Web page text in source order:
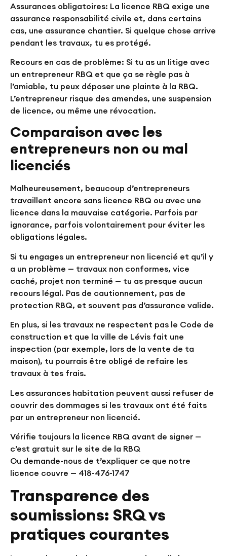
Assurances obligatoires: La licence RBQ exige une
assurance responsabilité civile et, dans certains
cas, une assurance chantier. Si quelque chose arrive
pendant les travaux, tu es protégé.
Recours en cas de problème: Si tu as un litige avec
un entrepreneur RBQ et que ça se règle pas à
l’amiable, tu peux déposer une plainte à la RBQ.
L’entrepreneur risque des amendes, une suspension
de licence, ou même une révocation.
Comparaison avec les
entrepreneurs non ou mal
licenciés
Malheureusement, beaucoup d’entrepreneurs
travaillent encore sans licence RBQ ou avec une
licence dans la mauvaise catégorie. Parfois par
ignorance, parfois volontairement pour éviter les
obligations légales.
Si tu engages un entrepreneur non licencié et qu’il y
a un problème — travaux non conformes, vice
caché, projet non terminé — tu as presque aucun
recours légal. Pas de cautionnement, pas de
protection RBQ, et souvent pas d’assurance valide.
En plus, si les travaux ne respectent pas le Code de
construction et que la ville de Lévis fait une
inspection (par exemple, lors de la vente de ta
maison), tu pourrais être obligé de refaire les
travaux à tes frais.
Les assurances habitation peuvent aussi refuser de
couvrir des dommages si les travaux ont été faits
par un entrepreneur non licencié.
Vérifie toujours la licence RBQ avant de signer —
c’est gratuit sur le site de la RBQ
Ou demande-nous de t’expliquer ce que notre
licence couvre — 418-476-1747
Transparence des
soumissions: SRQ vs
pratiques courantes